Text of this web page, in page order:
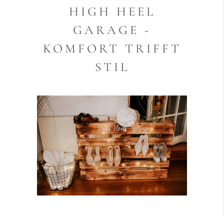
HIGH HEEL
GARAGE -
KOMFORT TRIFFT
STIL